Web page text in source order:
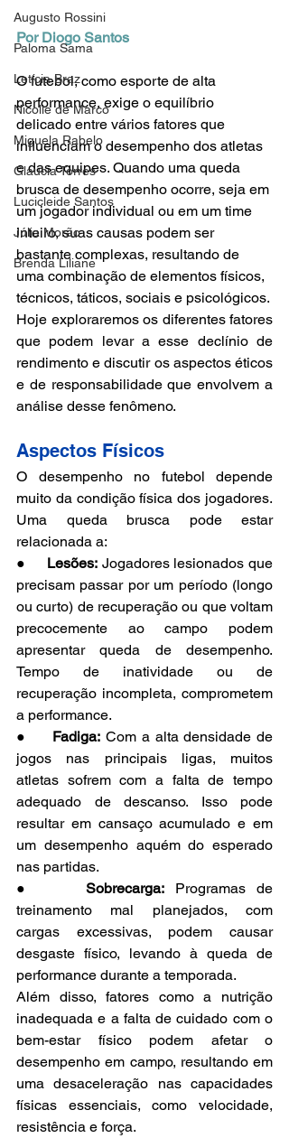
Augusto Rossini
Paloma Sama
Letícia Braz
Nicolle de Marco
Miguela Rabelo
Glaucia Torres
Lucicleide Santos
Júlia Morão
Brenda Liliane
Por Diogo Santos
O futebol, como esporte de alta
performance, exige o equilíbrio
delicado entre vários fatores que
influenciam o desempenho dos atletas
e das equipes. Quando uma queda
brusca de desempenho ocorre, seja em
um jogador individual ou em um time
inteiro, suas causas podem ser
bastante complexas, resultando de
uma combinação de elementos físicos,
técnicos, táticos, sociais e psicológicos.
Hoje exploraremos os diferentes fatores
que podem levar a esse declínio de
rendimento e discutir os aspectos éticos
e de responsabilidade que envolvem a
análise desse fenômeno.
Aspectos Físicos
O desempenho no futebol depende
muito da condição física dos jogadores.
Uma queda brusca pode estar
relacionada a:
● Lesões: Jogadores lesionados que
precisam passar por um período (longo
ou curto) de recuperação ou que voltam
precocemente ao campo podem
apresentar queda de desempenho.
Tempo de inatividade ou de
recuperação incompleta, comprometem
a performance.
● Fadiga: Com a alta densidade de
jogos nas principais ligas, muitos
atletas sofrem com a falta de tempo
adequado de descanso. Isso pode
resultar em cansaço acumulado e em
um desempenho aquém do esperado
nas partidas.
● Sobrecarga: Programas de
treinamento mal planejados, com
cargas excessivas, podem causar
desgaste físico, levando à queda de
performance durante a temporada.
Além disso, fatores como a nutrição
inadequada e a falta de cuidado com o
bem-estar físico podem afetar o
desempenho em campo, resultando em
uma desaceleração nas capacidades
físicas essenciais, como velocidade,
resistência e força.